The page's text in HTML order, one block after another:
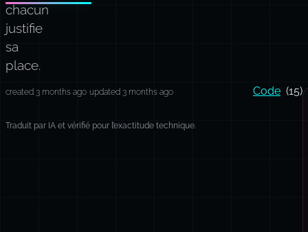
chacun
justifie
sa
place.
created 3 months ago updated 3 months ago Code (15)
Traduit par IA et vérifié pour l’exactitude technique.